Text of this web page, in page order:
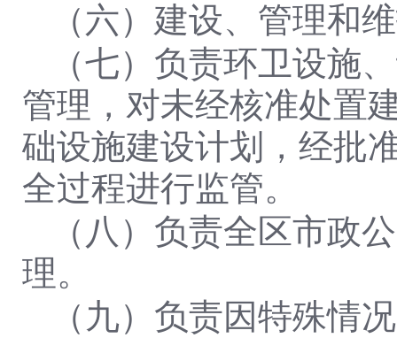
（六）建设、管理和
（七）负责环卫设施
管理，对未经核准处置
础设施建设计划，经批
全过程进行监管。
（八）负责全区市政
理。
（九）负责因特殊情